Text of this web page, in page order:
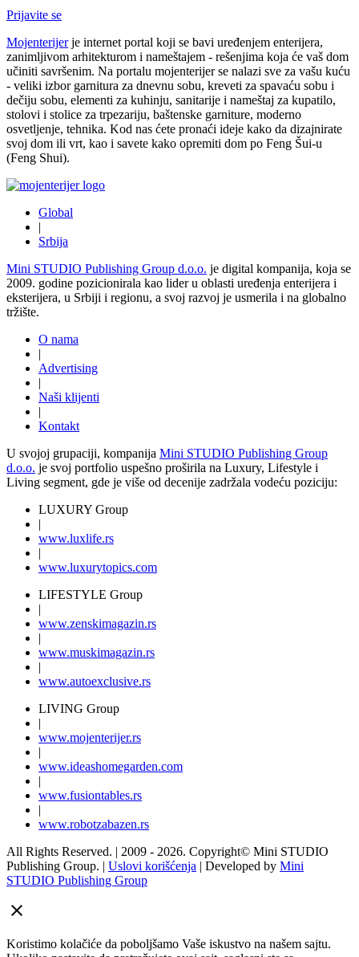
Prijavite se
Mojenterijerje internet portal koji se bavi uređenjem enterijera,
zanimljivom arhitekturom i nameštajem - rešenjima koja će vaš dom
učiniti savršenim. Na portalu mojenterijer se nalazi sve za vašu kuću
- veliki izbor garnitura za dnevnu sobu, kreveti za spavaću sobu i
dečiju sobu, elementi za kuhinju, sanitarije i nameštaj za kupatilo,
stolovi i stolice za trpezariju, baštenske garniture, moderno
osvetljenje, tehnika. Kod nas ćete pronaći ideje kako da dizajnirate
svoj dom ili vrt, kao i savete kako opremiti dom po Feng Šui-u
(Feng Shui).
Global
|
Srbija
Mini STUDIO Publishing Group d.o.o. je digital kompanija, koja se
2009. godine pozicionirala kao lider u oblasti uređenja enterijera i
eksterijera, u Srbiji i regionu, a svoj razvoj je usmerila i na globalno
tržište.
O nama
|
Advertising
|
Naši klijenti
|
Kontakt
U svojoj grupaciji, kompanija Mini STUDIO Publishing Group
d.o.o. je svoj portfolio uspešno proširila na Luxury, Lifestyle i
Living segment, gde je više od decenije zadržala vodeću poziciju:
LUXURY Group
|
www.luxlife.rs
|
www.luxurytopics.com
LIFESTYLE Group
|
www.zenskimagazin.rs
|
www.muskimagazin.rs
|
www.autoexclusive.rs
LIVING Group
|
www.mojenterijer.rs
|
www.ideashomegarden.com
|
www.fusiontables.rs
|
www.robotzabazen.rs
All Rights Reserved. | 2009 - 2026. Copyright© Mini STUDIO
Publishing Group. | Uslovi korišćenja | Developed by Mini
STUDIO Publishing Group
Koristimo kolačiće da poboljšamo Vaše iskustvo na našem sajtu.